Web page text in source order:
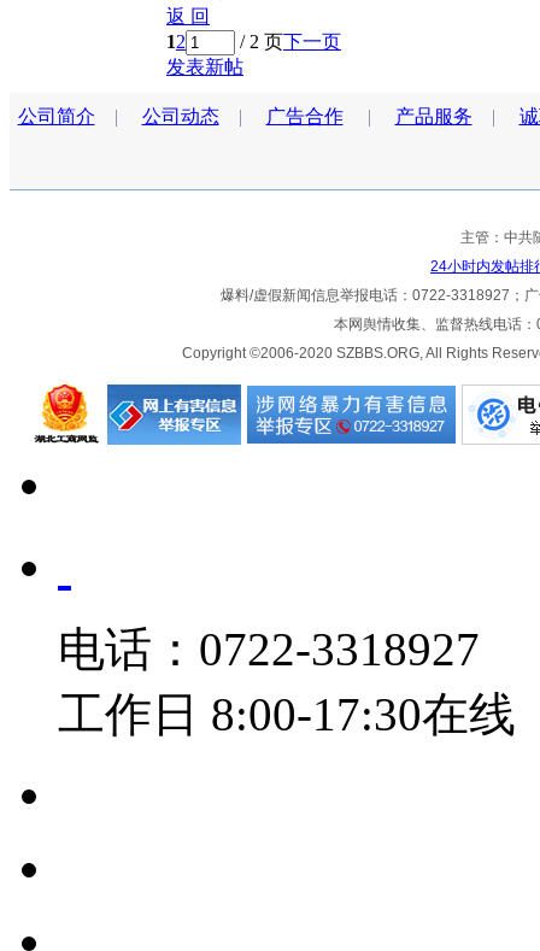
返 回
12 / 2 页下一页
发表新帖
公司简介 | 公司动态| 广告合作| 产品服务 |
主管：中
24小时内发帖排
爆料/虚假新闻信息举报电话：0722-3318927；
本网舆情收集、监督热线电话
Copyright ©2006-2020 SZBBS.ORG, All Rights
电话：0722-3318927
工作日 8:00-17:30在线